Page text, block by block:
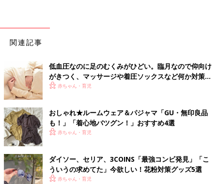
関連記事
低血圧なのに足のむくみがひどい。臨月なので仰向け
がきつく、マッサージや着圧ソックスなど何か対策さ
れている方いますか？－”まいにちのたまひよ”の体験
赤ちゃん・育児
おしゃれ★ルームウェア＆パジャマ「GU・無印良品
も！」「着心地バツグン！」おすすめ4選
赤ちゃん・育児
ダイソー、セリア、3COINS「最強コンビ発見」「こ
ういうの求めてた」今欲しい！花粉対策グッズ5選
赤ちゃん・育児